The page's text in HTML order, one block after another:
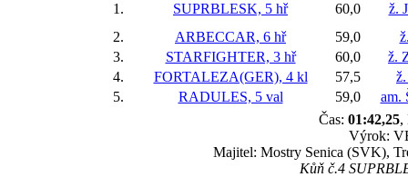
1.
SUPRBLESK, 5 hř 60,0
ž.
2.
ARBECCAR, 6 hř 59,0
3.
STARFIGHTER, 3 hř 60,0
ž.
4.
FORTALEZA(GER), 4 kl 57,5
5.
RADULES, 5 val 59,0
am.
Čas: 01:42,25,
Výrok:
Majitel: Mostry Senica (SVK),
Kůň č.4